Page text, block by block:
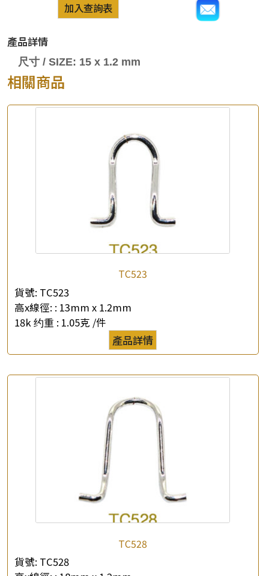
×
*
公司名稱
查詢以下產品
加入查詢表
產品詳情
尺寸 / SIZE: 15 x 1.2 mm
相關商品
TC523
貨號: TC523
高x線徑: : 13mm x 1.2mm
18k 约重 : 1.05克 /件
產品詳情
TC528
貨號: TC528